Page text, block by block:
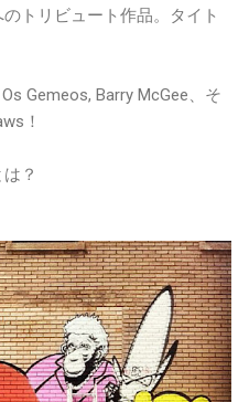
トリビュート作品。タイト
Gemeos, Barry McGee、そ
！
？